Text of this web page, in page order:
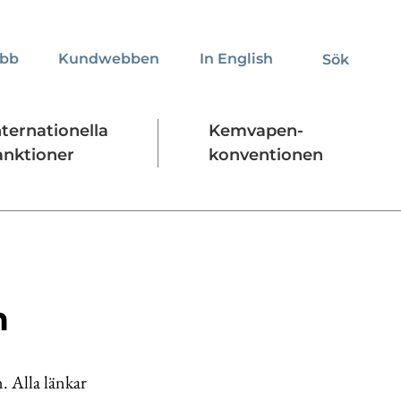
Kundwebben In English Sök
Kemvapen-
konventionen
Alla länkar